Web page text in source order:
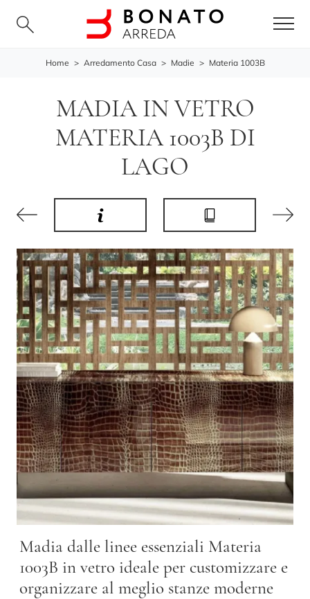
Home > Arredamento Casa > Madie > Materia 1003B
MADIA IN VETRO
MATERIA 1003B DI
LAGO
Madia dalle linee essenziali Materia
1003B in vetro ideale per customizzare e
organizzare al meglio stanze moderne